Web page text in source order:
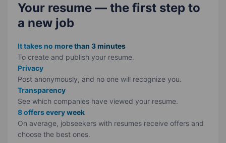
Your resume — the first step to
a new job
It takes no more than 3 minutes
To create and publish your resume.
Privacy
Post anonymously, and no one will recognize you.
Transparency
See which companies have viewed your resume.
8 offers every week
On average, jobseekers with resumes receive offers and
choose the best ones.